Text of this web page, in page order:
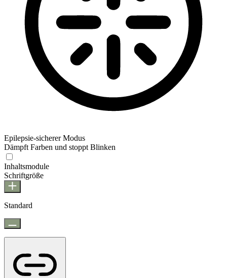
Epilepsie-sicherer Modus
Dämpft Farben und stoppt Blinken
Inhaltsmodule
Schriftgröße
Standard